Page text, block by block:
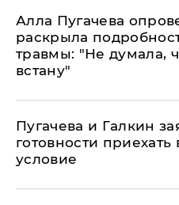
Алла Пугачева
раскрыла
травмы: "Не думала,
встану"
Пугачева и Галкин
готовности приехать
условие